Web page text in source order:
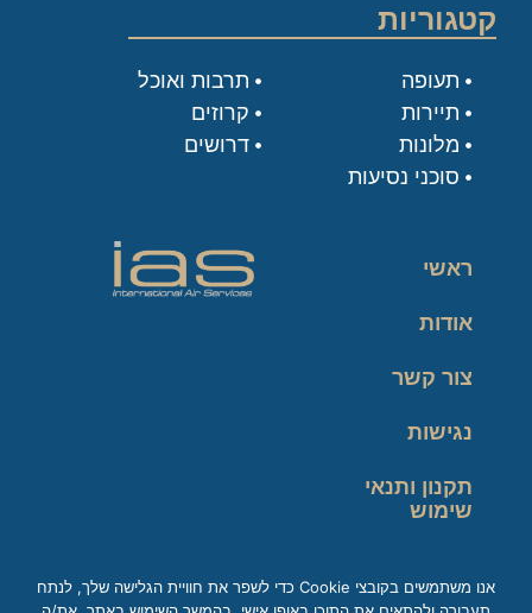
קטגוריות
תעופה
תיירות
מלונות
סוכני נסיעות
תרבות ואוכל
קרוזים
דרושים
ראשי
אודות
צור קשר
נגישות
תקנון ותנאי
שימוש
אנו משתמשים בקובצי Cookie כדי לשפר את חוויית הגלישה שלך, לנתח